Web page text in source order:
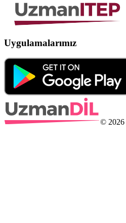
Uygulamalarımız
© 2026